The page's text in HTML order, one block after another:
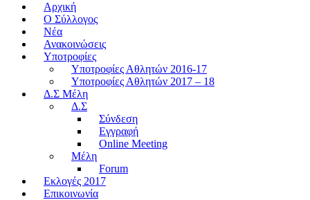
Αρχική
O Σύλλογος
Νέα
Ανακοινώσεις
Υποτροφίες
Υποτροφίες Αθλητών 2016-17
Υποτροφίες Αθλητών 2017 – 18
Δ.Σ Μέλη
Δ.Σ
Σύνδεση
Εγγραφή
Online Meeting
Μέλη
Forum
Εκλογές 2017
Επικοινωνία